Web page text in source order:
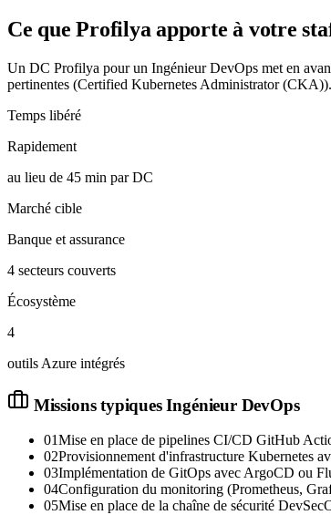
Ce que Profilya apporte à votre
Un DC Profilya pour un Ingénieur DevOps met en
pertinentes (Certified Kubernetes Administrator (CKA)).
Temps libéré
Rapidement
au lieu de 45 min par DC
Marché cible
Banque et assurance
4 secteurs couverts
Écosystème
4
outils Azure intégrés
Missions typiquesIngénieur DevOps
01Mise en place de pipelines CI/CD GitHub
02Provisionnement d'infrastructure Kubernetes
03Implémentation de GitOps avec ArgoCD ou
04Configuration du monitoring (Prometheus,
05Mise en place de la chaîne de sécurité